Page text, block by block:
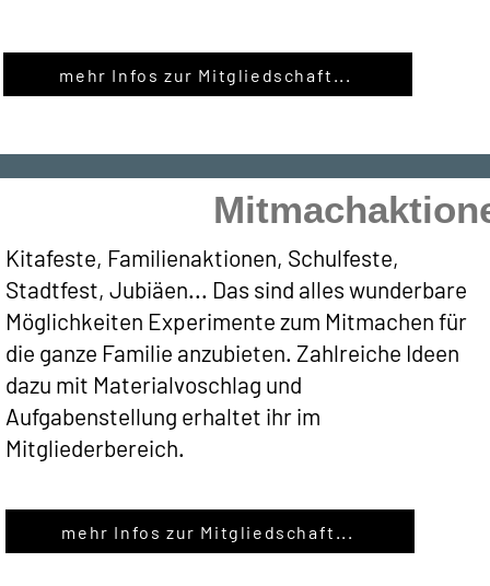
mehr Infos zur Mitgliedschaft...
Kitafeste, Familienaktionen, Schulfeste,
Stadtfest, Jubiäen... Das sind alles wunderbare
Möglichkeiten Experimente zum Mitmachen für
die ganze Familie anzubieten. Zahlreiche Ideen
dazu mit Materialvoschlag und
Aufgabenstellung erhaltet ihr im
Mitgliederbereich.
mehr Infos zur Mitgliedschaft...